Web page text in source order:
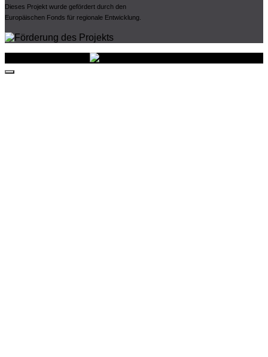
Dieses Projekt wurde gefördert durch den
Europäischen Fonds für regionale Entwicklung.